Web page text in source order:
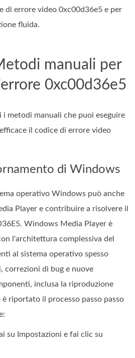
di errore video 0xc00d36e5 e per
fluida.
manuali per
0xc00d36e5
metodi manuali che puoi eseguire
il codice di errore video
di Windows
operativo Windows può anche
Player e contribuire a risolvere il
Windows Media Player è
l'architettura complessiva del
al sistema operativo spesso
correzioni di bug e nuove
inclusa la riproduzione
riportato il processo passo passo
su Impostazioni e fai clic su